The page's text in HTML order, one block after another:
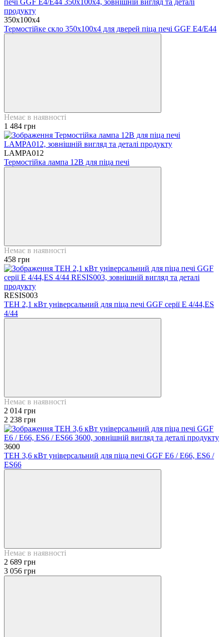
350x100x4
Термостійке скло 350х100х4 для дверей піца печі GGF E4/Е44
Немає в наявності
1 484 грн
LAMPA012
Термостійка лампа 12В для піца печі
Немає в наявності
458 грн
RESIS003
ТЕН 2,1 кВт універсальний для піца печі GGF серії Е 4/44,ES
4/44
Немає в наявності
2 014 грн
2 238 грн
3600
ТЕН 3,6 кВт універсальний для піца печі GGF E6 / E66, ES6 /
ES66
Немає в наявності
2 689 грн
3 056 грн